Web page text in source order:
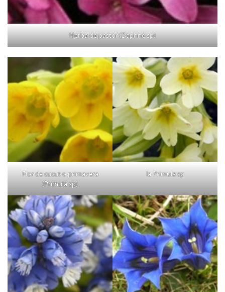
Herba de pastor (Daphne sp)
Flor de cucut o primavera
(Primula sp)
la Primula sp